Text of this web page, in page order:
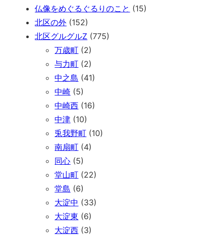
仏像をめぐるぐるりのこと (15)
北区の外 (152)
北区グルグルZ (775)
万歳町 (2)
与力町 (2)
中之島 (41)
中崎 (5)
中崎西 (16)
中津 (10)
兎我野町 (10)
南扇町 (4)
同心 (5)
堂山町 (22)
堂島 (6)
大淀中 (33)
大淀東 (6)
大淀西 (3)